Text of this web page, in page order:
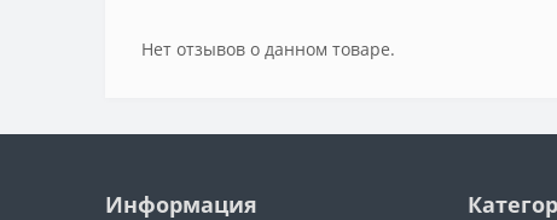
Нет отзывов о данном товаре.
Информация